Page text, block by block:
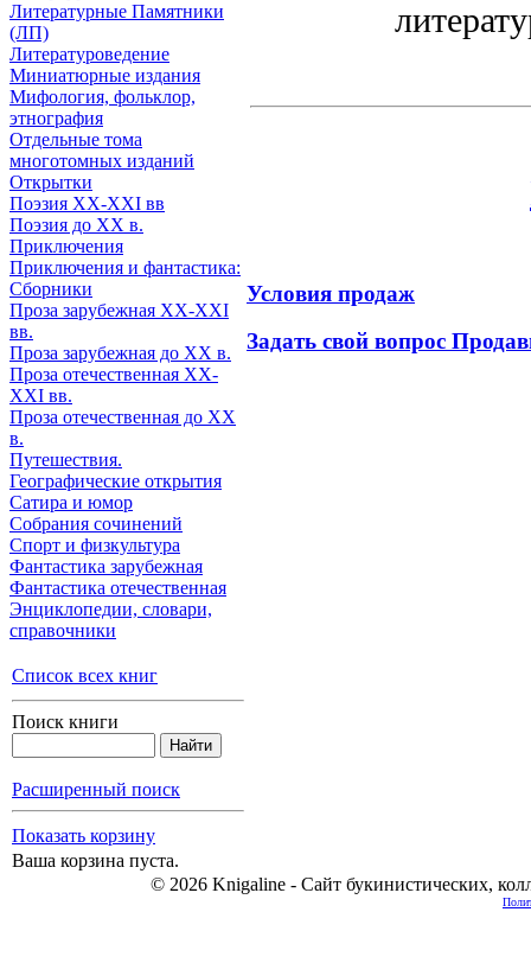
Литературные Памятники
(ЛП)
Литературоведение
Миниатюрные издания
Мифология, фольклор,
этнография
Отдельные тома
многотомных изданий
Открытки
Поэзия XX-XXI вв
Поэзия до XX в.
Приключения
Приключения и фантастика:
Сборники
Проза зарубежная XX-XXI
вв.
Проза зарубежная до XX в.
Проза отечественная XX-
XXI вв.
Проза отечественная до XX
в.
Путешествия.
Географические открытия
Сатира и юмор
Собрания сочинений
Спорт и физкультура
Фантастика зарубежная
Фантастика отечественная
Энциклопедии, cловари,
справочники
Список всех книг
Поиск книги
Расширенный поиск
Показать корзину
Ваша корзина пуста.
Условия продаж
Задать свой вопрос
© 2026 Knigaline - Сайт букинистических,